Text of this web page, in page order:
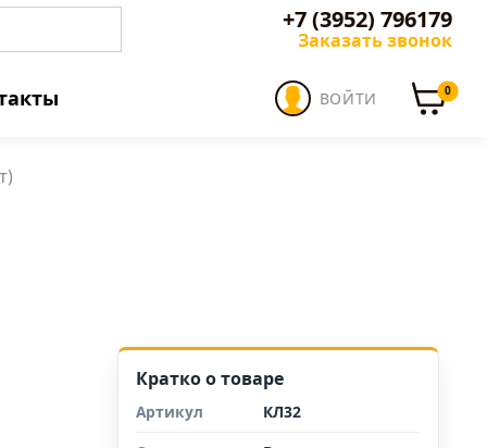
+7 (3952) 796179
Заказать звонок
ВОЙТИ 0
Кратко о товаре
Артикул
КЛ32